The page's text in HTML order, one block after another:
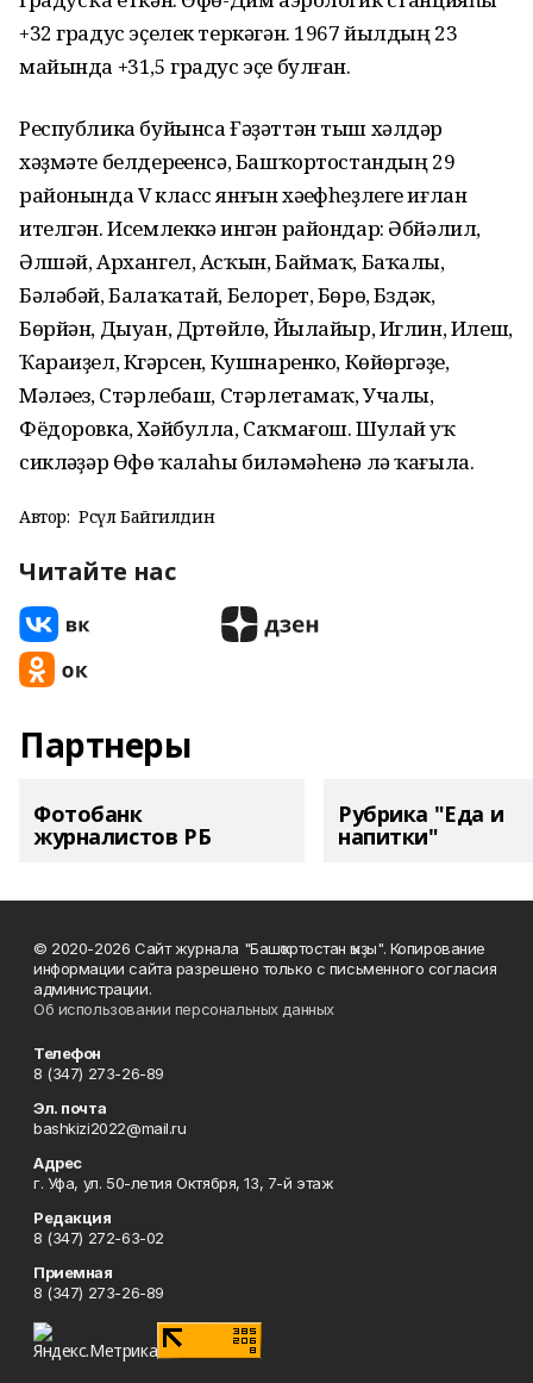
+32 градус эҫелек теркәгән. 1967 йылдың 23
майында +31,5 градус эҫе булған.
Республика буйынса Ғәҙәттән тыш хәлдәр
хәҙмәте белдереүенсә, Башҡортостандың 29
районында V класс янғын хәүефһеҙлеге иғлан
ителгән. Исемлеккә ингән райондар: Әбйәлил,
Әлшәй, Архангел, Асҡын, Баймаҡ, Баҡалы,
Бәләбәй, Балаҡатай, Белорет, Бөрө, Бүздәк,
Бөрйән, Дыуан, Дүртөйлө, Йылайыр, Иглин, Илеш,
Ҡараиҙел, Күгәрсен, Кушнаренко, Көйөргәҙе,
Мәләүез, Стәрлебаш, Стәрлетамаҡ, Учалы,
Фёдоровка, Хәйбулла, Саҡмағош. Шулай уҡ
сикләүҙәр Өфө ҡалаһы биләмәһенә лә ҡағыла.
Автор: Рәсүл Байгилдин
Читайте нас
Партнеры
Фотобанк
журналистов РБ
Рубрика "Еда и
напитки"
© 2020-2026 Сайт журнала "Башҡортостан ҡыҙы". Копирование
информации сайта разрешено только с письменного согласия
администрации.
Об использовании персональных данных
Телефон
8 (347) 273-26-89
Эл. почта
bashkizi2022@mail.ru
Адрес
г. Уфа, ул. 50-летия Октября, 13, 7-й этаж
Редакция
8 (347) 272-63-02
Приемная
8 (347) 273-26-89